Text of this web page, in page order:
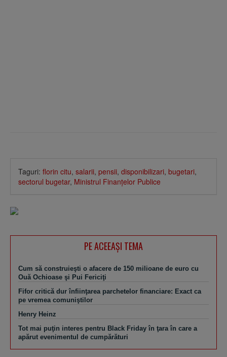
Taguri: florin citu, salarii, pensii, disponibilizari, bugetari,
sectorul bugetar, Ministrul Finanţelor Publice
PE ACEEAŞI TEMA
Cum să construieşti o afacere de 150 milioane de euro cu
Ouă Ochioase şi Pui Fericiţi
Fifor critică dur înfiinţarea parchetelor financiare: Exact ca
pe vremea comuniştilor
Henry Heinz
Tot mai puţin interes pentru Black Friday în ţara în care a
apărut evenimentul de cumpărături